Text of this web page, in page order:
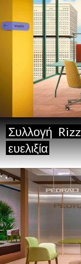
Συλλογή Rizz
ευελιξία